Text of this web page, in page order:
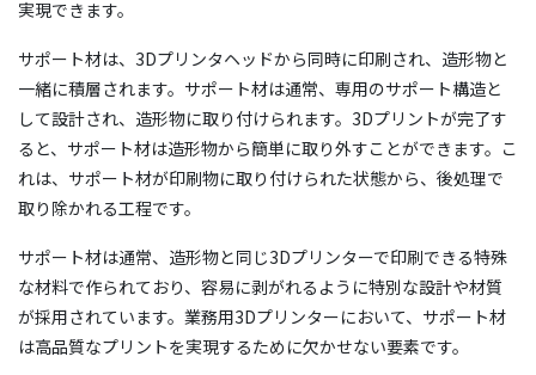
実現できます。
サポート材は、3Dプリンタヘッドから同時に印刷され、造形物と
一緒に積層されます。サポート材は通常、専用のサポート構造と
して設計され、造形物に取り付けられます。3Dプリントが完了す
ると、サポート材は造形物から簡単に取り外すことができます。こ
れは、サポート材が印刷物に取り付けられた状態から、後処理で
取り除かれる工程です。
サポート材は通常、造形物と同じ3Dプリンターで印刷できる特殊
な材料で作られており、容易に剥がれるように特別な設計や材質
が採用されています。業務用3Dプリンターにおいて、サポート材
は高品質なプリントを実現するために欠かせない要素です。